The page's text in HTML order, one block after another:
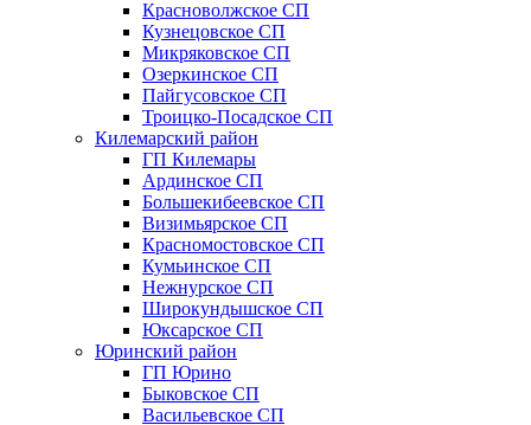
Красноволжское СП
Кузнецовское СП
Микряковское СП
Озеркинское СП
Пайгусовское СП
Троицко-Посадское СП
Килемарский район
ГП Килемары
Ардинское СП
Большекибеевское СП
Визимьярское СП
Красномостовское СП
Кумьинское СП
Нежнурское СП
Широкундышское СП
Юксарское СП
Юринский район
ГП Юрино
Быковское СП
Васильевское СП